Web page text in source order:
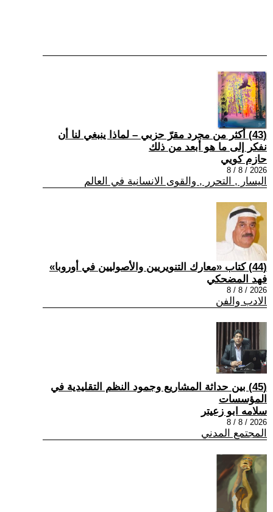
(43) أكثر من مجرد مقرّ حزبي – لماذا ينبغي لنا أن
نفكر إلى ما هو أبعد من ذلك
حازم كويي
2026 / 8 / 8
اليسار , التحرر , والقوى الانسانية في العالم
(44) كتاب «معارك التنويريين والأصوليين في أوروبا»
فهد المضحكي
2026 / 8 / 8
الادب والفن
(45) بين حداثة المشاريع وجمود النظم التقليدية في
المؤسسات
سلامه ابو زعيتر
2026 / 8 / 8
المجتمع المدني